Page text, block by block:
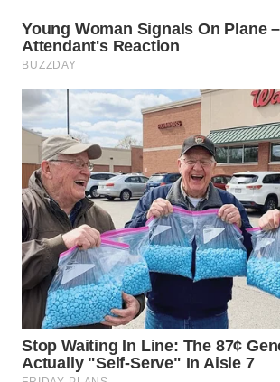
WN
TANJUNG
WN
KARO
WN
SIMALUNGUN
WN
LABUHANBATU
WN
TAPANULI
TENGAH